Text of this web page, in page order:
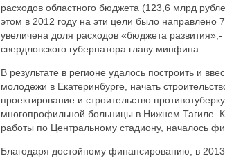
расходов областного бюджета (123,6 млрд
этом в 2012 году на эти цели было направлено
увеличена доля расходов «бюджета
свердловского губернатора главу минфина.
В результате в регионе удалось построить и
молодежи в Екатеринбурге, начать
проектирование и строительство
многопрофильной больницы в Нижнем Тагиле.
работы по Центральному стадиону, началось
Благодаря достойному финансированию, в